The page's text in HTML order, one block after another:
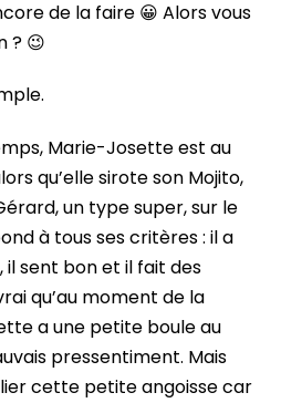
de la faire 😀 Alors vous
? 😉
Marie-Josette est au
qu’elle sirote son Mojito,
un type super, sur le
à tous ses critères : il a
sent bon et il fait des
qu’au moment de la
a une petite boule au
pressentiment. Mais
cette petite angoisse car